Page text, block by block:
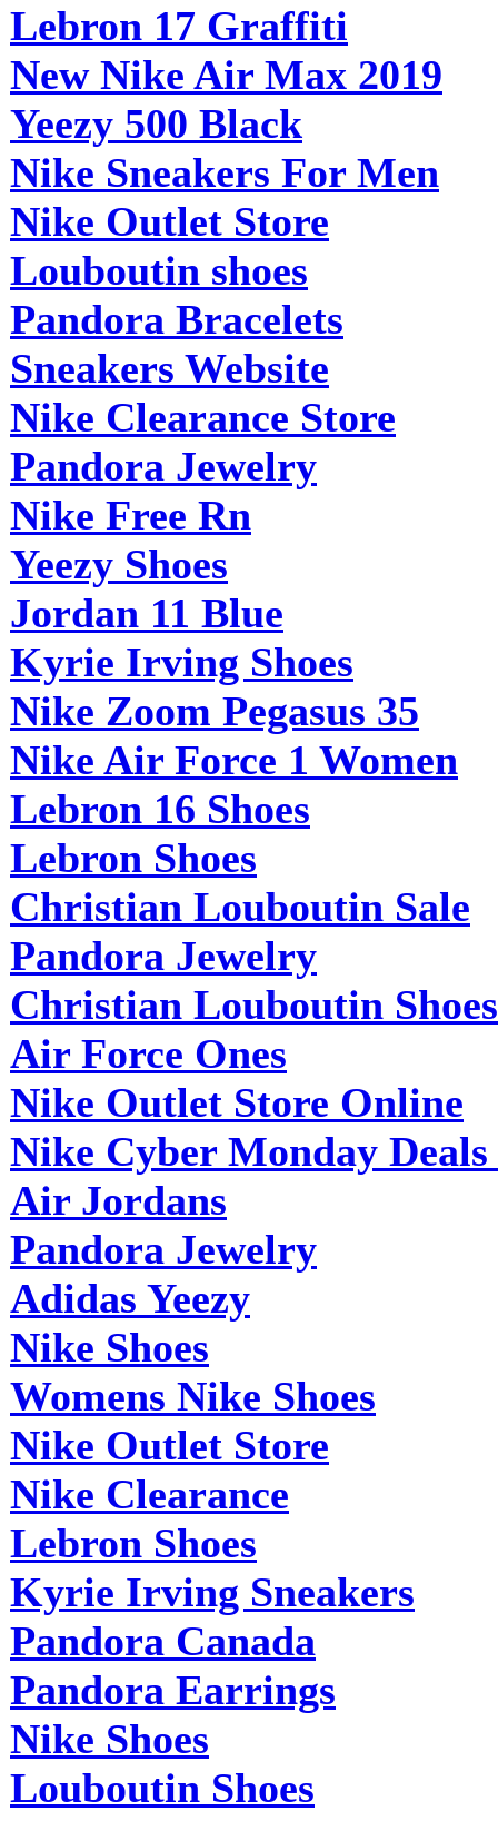
Lebron 17 Graffiti
New Nike Air Max 2019
Yeezy 500 Black
Nike Sneakers For Men
Nike Outlet Store
Louboutin shoes
Pandora Bracelets
Sneakers Website
Nike Clearance Store
Pandora Jewelry
Nike Free Rn
Yeezy Shoes
Jordan 11 Blue
Kyrie Irving Shoes
Nike Zoom Pegasus 35
Nike Air Force 1 Women
Lebron 16 Shoes
Lebron Shoes
Christian Louboutin Sale
Pandora Jewelry
Christian Louboutin Shoes
Air Force Ones
Nike Outlet Store Online
Nike Cyber Monday Deals
Air Jordans
Pandora Jewelry
Adidas Yeezy
Nike Shoes
Womens Nike Shoes
Nike Outlet Store
Nike Clearance
Lebron Shoes
Kyrie Irving Sneakers
Pandora Canada
Pandora Earrings
Nike Shoes
Louboutin Shoes